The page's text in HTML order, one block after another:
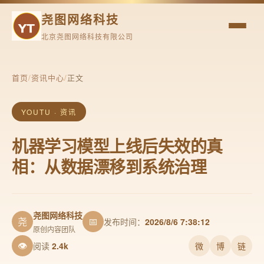
尧图网络科技
北京尧图网络科技有限公司
首页/资讯中心/正文
YOUTU · 资讯
机器学习模型上线后失效的真
相：从数据漂移到系统治理
尧 尧图网络科技
原创内容团队
📅 发布时间： 2026/8/6 7:38:12
👁 阅读 2.4k 微 博 链